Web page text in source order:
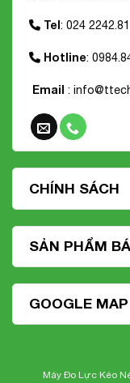
Tel: 024
Hotline:
Email :
CHÍNH SÁCH
SẢN PHẨM
GOOGLE MAP
Máy Đo Lực Kéo Nén